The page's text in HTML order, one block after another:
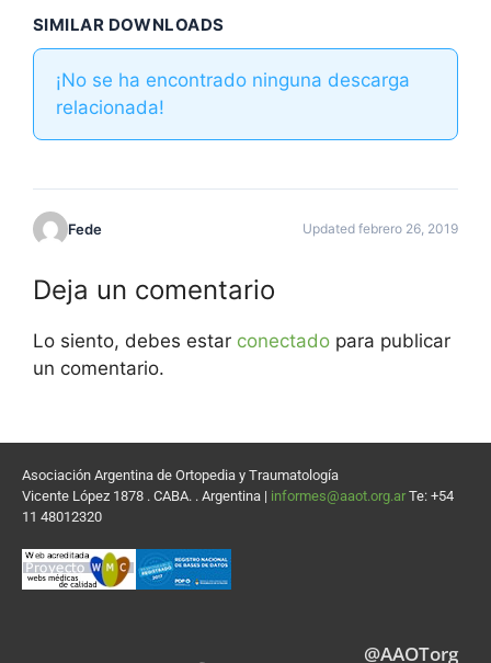
SIMILAR DOWNLOADS
¡No se ha encontrado ninguna descarga
relacionada!
Fede Updated febrero 26, 2019
Deja un comentario
Lo siento, debes estar conectado para publicar
un comentario.
Asociación Argentina de Ortopedia y Traumatología
Vicente López 1878 . CABA. . Argentina | informes@aaot.org.ar Te: +54
11 48012320
@AAOTorg